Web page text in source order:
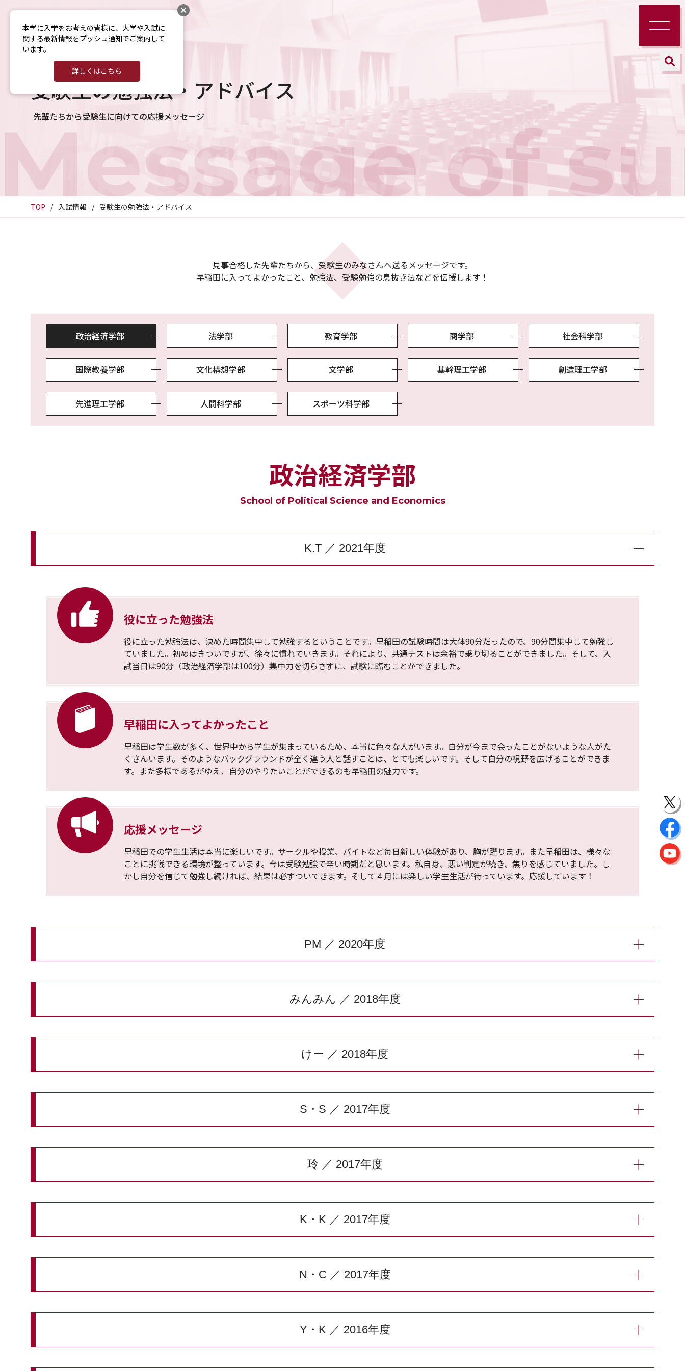
受験⽣の勉強法・アドバイス
先輩たちから受験生に向けての応援メッセージ of
TOP 入試情報 受験⽣の勉強法・アドバイス
見事合格した先輩たちから、受験生のみなさんへ送るメッセージです。
早稲田に入ってよかったこと、勉強法、受験勉強の息抜き法などを伝授します！
政治経済学部 法学部 教育学部 商学部 社会科学部
国際教養学部 文化構想学部 文学部 基幹理工学部 創造理工学部
先進理工学部 人間科学部 スポーツ科学部
政治経済学部
School of Political Science and Economics
K.T ／ 2021年度
役に立った勉強法
役に立った勉強法は、決めた時間集中して勉強するということです。早稲田の試験時間は大体90分だったので、90分間集中して勉強し
ていました。初めはきついですが、徐々に慣れていきます。それにより、共通テストは余裕で乗り切ることができました。そして、入
試当日は90分（政治経済学部は100分）集中力を切らさずに、試験に臨むことができました。
早稲田に入ってよかったこと
早稲田は学生数が多く、世界中から学生が集まっているため、本当に色々な人がいます。自分が今まで会ったことがないような人がた
くさんいます。そのようなバックグラウンドが全く違う人と話すことは、とても楽しいです。そして自分の視野を広げることができま
す。また多様であるがゆえ、自分のやりたいことができるのも早稲田の魅力です。
応援メッセージ
早稲田での学生生活は本当に楽しいです。サークルや授業、バイトなど毎日新しい体験があり、胸が躍ります。また早稲田は、様々な
ことに挑戦できる環境が整っています。今は受験勉強で辛い時期だと思います。私自身、悪い判定が続き、焦りを感じていました。し
かし自分を信じて勉強し続ければ、結果は必ずついてきます。そして４月には楽しい学生生活が待っています。応援しています！
PM ／ 2020年度
みんみん ／ 2018年度
けー ／ 2018年度
S・S ／ 2017年度
玲 ／ 2017年度
K・K ／ 2017年度
N・C ／ 2017年度
Y・K ／ 2016年度
本学に入学をお考えの皆様に、大学や入試に
関する最新情報をプッシュ通知でご案内して
います。
詳しくはこちら